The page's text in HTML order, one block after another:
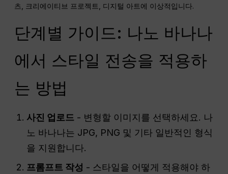
츠, 크리에이티브 프로젝트, 디지털 아트에 이상적입니다.
단계별 가이드: 나노 바나나
에서 스타일 전송을 적용하
는 방법
사진 업로드 - 변형할 이미지를 선택하세요. 나
노 바나나는 JPG, PNG 및 기타 일반적인 형식
을 지원합니다.
프롬프트 작성 - 스타일을 어떻게 적용해야 하